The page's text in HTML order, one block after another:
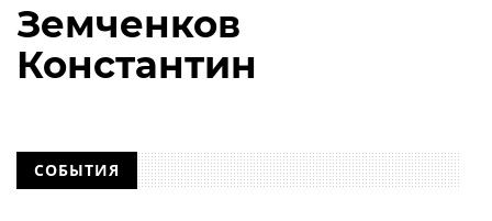
Земченков
Константин
СОБЫТИЯ